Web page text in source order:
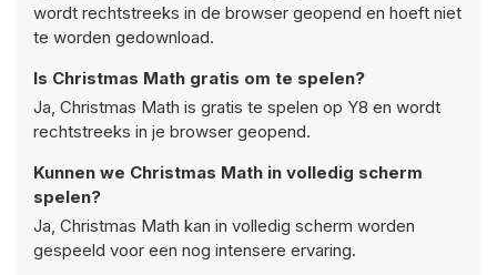
wordt rechtstreeks in de browser geopend en hoeft niet
te worden gedownload.
Is Christmas Math gratis om te spelen?
Ja, Christmas Math is gratis te spelen op Y8 en wordt
rechtstreeks in je browser geopend.
Kunnen we Christmas Math in volledig scherm
spelen?
Ja, Christmas Math kan in volledig scherm worden
gespeeld voor een nog intensere ervaring.